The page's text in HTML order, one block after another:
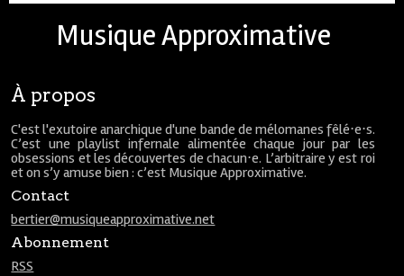
Musique Approximative
À propos
C'est l'exutoire anarchique d'une bande de mélomanes fêlé⋅e⋅s.
C’est une playlist infernale alimentée chaque jour par les
obsessions et les découvertes de chacun⋅e. L’arbitraire y est roi
et on s’y amuse bien : c’est Musique Approximative.
Contact
bertier@musiqueapproximative.net
Abonnement
RSS